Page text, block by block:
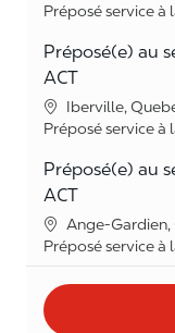
Catégorie
Préposé service à
Préposé(e) au
ACT
LieuIberville,
Catégorie
Préposé service à
Préposé(e) au
ACT
LieuAnge-Gardien,
Catégorie
Préposé service à